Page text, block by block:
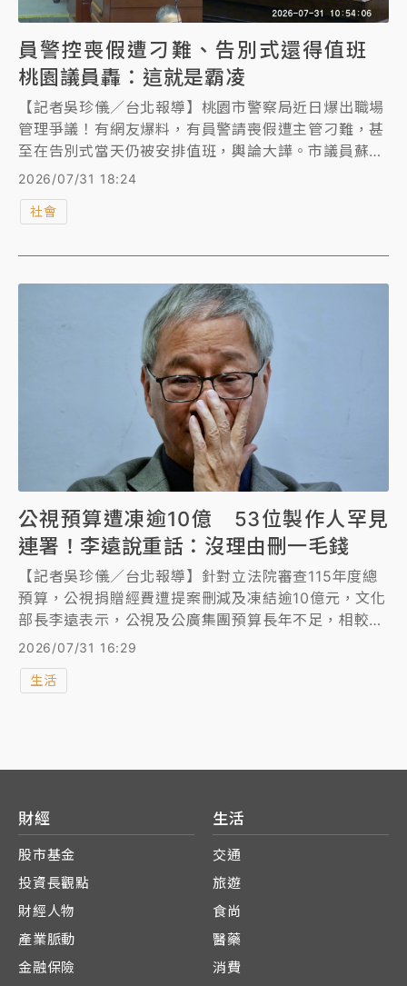
員警控喪假遭刁難、告別式還得值班
桃園議員轟：這就是霸凌
【記者吳珍儀／台北報導】桃園市警察局近日爆出職場
管理爭議！有網友爆料，有員警請喪假遭主管刁難，甚
至在告別式當天仍被安排值班，輿論大譁。市議員蘇偉
恩在議會質詢時直指，「這就是霸凌」，要求市警局檢
表示，已要求針對個案深入了解，若查有不當管理情
2026/07/31 18:24
社會
公視預算遭凍逾10億 53位製作人罕見
連署！李遠說重話：沒理由刪一毛錢
【記者吳珍儀／台北報導】針對立法院審查115年度總
預算，公視捐贈經費遭提案刪減及凍結逾10億元，文化
部長李遠表示，公視及公廣集團預算長年不足，相較國
際公共媒體經費明顯偏低，不解為何每逢預算審查都成
為刪減對象。他強調，公視肩負公共任務與公共價值，
只要獲得更多資源，就能持續推出提升台灣影視水準的
2026/07/31 16:29
生活
財經
股市基金
投資長觀點
財經人物
產業脈動
金融保險
生活
交通
旅遊
食尚
醫藥
消費